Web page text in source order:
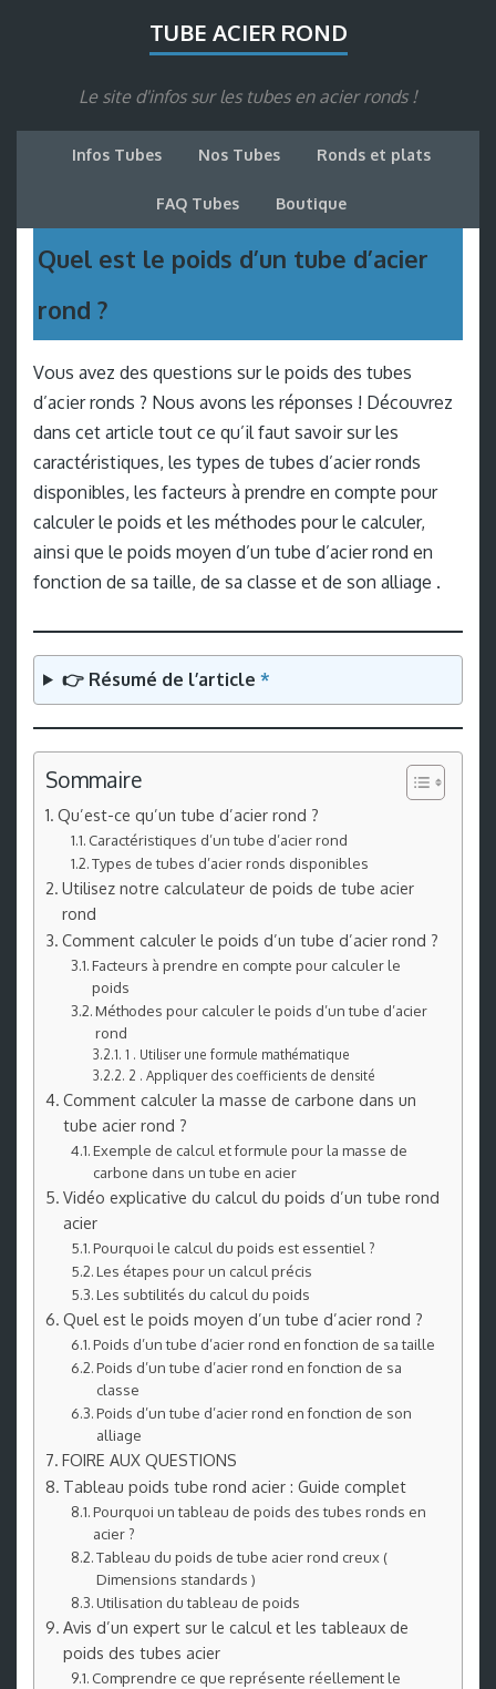
TUBE ACIER ROND
Le site d'infos sur les tubes en acier ronds !
Infos Tubes Nos Tubes Ronds et plats
FAQ Tubes Boutique
Quel est le poids d’un tube d’acier
rond ?
Vous avez des questions sur le poids des tubes
d’acier ronds ? Nous avons les réponses ! Découvrez
dans cet article tout ce qu’il faut savoir sur les
caractéristiques, les types de tubes d’acier ronds
disponibles, les facteurs à prendre en compte pour
calculer le poids et les méthodes pour le calculer,
ainsi que le poids moyen d’un tube d’acier rond en
fonction de sa taille, de sa classe et de son alliage .
👉 Résumé de l’article *
Sommaire
Qu’est-ce qu’un tube d’acier rond ?
Caractéristiques d’un tube d’acier rond
Types de tubes d’acier ronds disponibles
Utilisez notre calculateur de poids de tube acier
rond
Comment calculer le poids d’un tube d’acier rond ?
Facteurs à prendre en compte pour calculer le
poids
Méthodes pour calculer le poids d’un tube d’acier
rond
1 . Utiliser une formule mathématique
2 . Appliquer des coefficients de densité
Comment calculer la masse de carbone dans un
tube acier rond ?
Exemple de calcul et formule pour la masse de
carbone dans un tube en acier
Vidéo explicative du calcul du poids d’un tube rond
acier
Pourquoi le calcul du poids est essentiel ?
Les étapes pour un calcul précis
Les subtilités du calcul du poids
Quel est le poids moyen d’un tube d’acier rond ?
Poids d’un tube d’acier rond en fonction de sa taille
Poids d’un tube d’acier rond en fonction de sa
classe
Poids d’un tube d’acier rond en fonction de son
alliage
FOIRE AUX QUESTIONS
Tableau poids tube rond acier : Guide complet
Pourquoi un tableau de poids des tubes ronds en
acier ?
Tableau du poids de tube acier rond creux (
Dimensions standards )
Utilisation du tableau de poids
Avis d’un expert sur le calcul et les tableaux de
poids des tubes acier
Comprendre ce que représente réellement le